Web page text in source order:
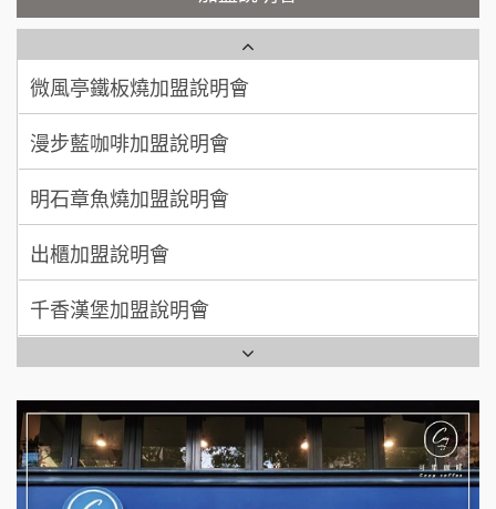
顏 先生/小姐 台北市
加盟預算
廖 先生/小姐
加盟預算
【曉妍美妝】誠徵行政櫃檯
自助洗衣店誠徵代洗收送人員(台中市)
MUSHEN徵SPA美容芳療師
日十。早午食加盟說明會
拾鑶火鍋加盟說明會
全家加盟說明會
台灣G湯加盟說明會
彭富貴加盟說明會
鮮茶道加盟說明會
微風亭鐵板燒加盟說明會
漫步藍咖啡加盟說明會
明石章魚燒加盟說明會
出櫃加盟說明會
千香漢堡加盟說明會
七盞茶加盟說明會
拉亞漢堡加盟說明會
杜芳子古味茶鋪加盟說明會